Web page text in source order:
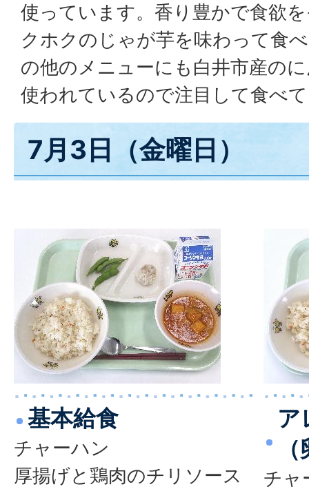
使っています。香り豊かで食欲
クホクのじゃが芋を味わって食
の他のメニューにも白井市産の
使われているので注目して食べ
7月3日（金曜日）
基本給食
チャーハン
厚揚げと鶏肉のチリソース
ア
チャ